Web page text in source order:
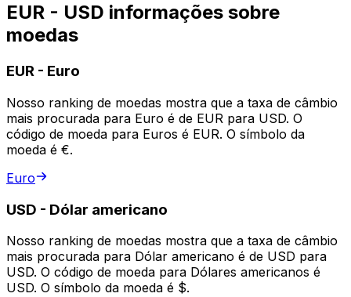
EUR - USD informações sobre
moedas
EUR - Euro
Nosso ranking de moedas mostra que a taxa de câmbio
mais procurada para Euro é de EUR para USD. O
código de moeda para Euros é EUR. O símbolo da
moeda é €.
Euro
USD - Dólar americano
Nosso ranking de moedas mostra que a taxa de câmbio
mais procurada para Dólar americano é de USD para
USD. O código de moeda para Dólares americanos é
USD. O símbolo da moeda é $.